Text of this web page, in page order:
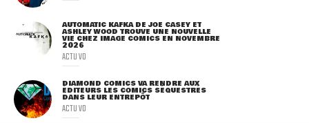
AUTOMATIC KAFKA DE JOE CASEY ET
ASHLEY WOOD TROUVE UNE NOUVELLE
VIE CHEZ IMAGE COMICS EN NOVEMBRE
2026
ACTU VO
DIAMOND COMICS VA RENDRE AUX
ÉDITEURS LES COMICS SÉQUESTRÉS
DANS LEUR ENTREPÔT
ACTU VO